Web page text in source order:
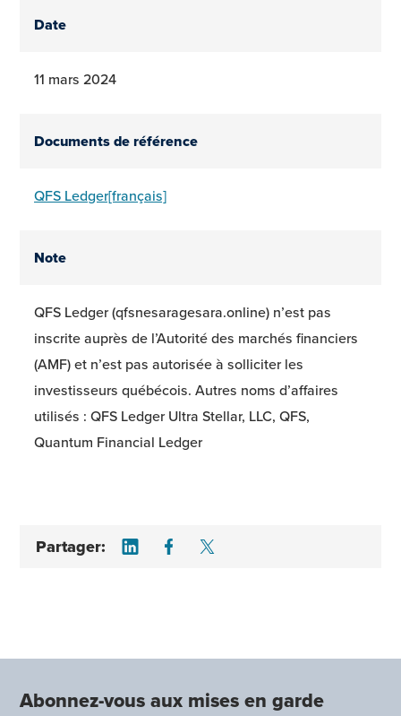
Date
11 mars 2024
Documents de référence
QFS Ledger[français]
Note
QFS Ledger (qfsnesaragesara.online) n’est pas
inscrite auprès de l’Autorité des marchés financiers
(AMF) et n’est pas autorisée à solliciter les
investisseurs québécois. Autres noms d’affaires
utilisés : QFS Ledger Ultra Stellar, LLC, QFS,
Quantum Financial Ledger
Partager: Share on LinkedIn
Share on Facebook
Abonnez-vous aux mises en garde